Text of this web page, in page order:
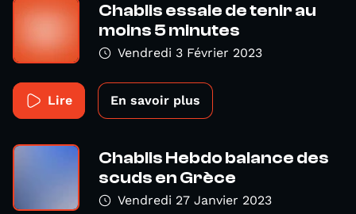
Chablis essaie de tenir au
moins 5 minutes
Vendredi 3 Février 2023
Lire En savoir plus
Chablis Hebdo balance des
scuds en Grèce
Vendredi 27 Janvier 2023